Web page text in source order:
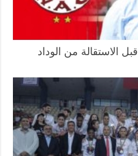
الاستقالة من الوداد